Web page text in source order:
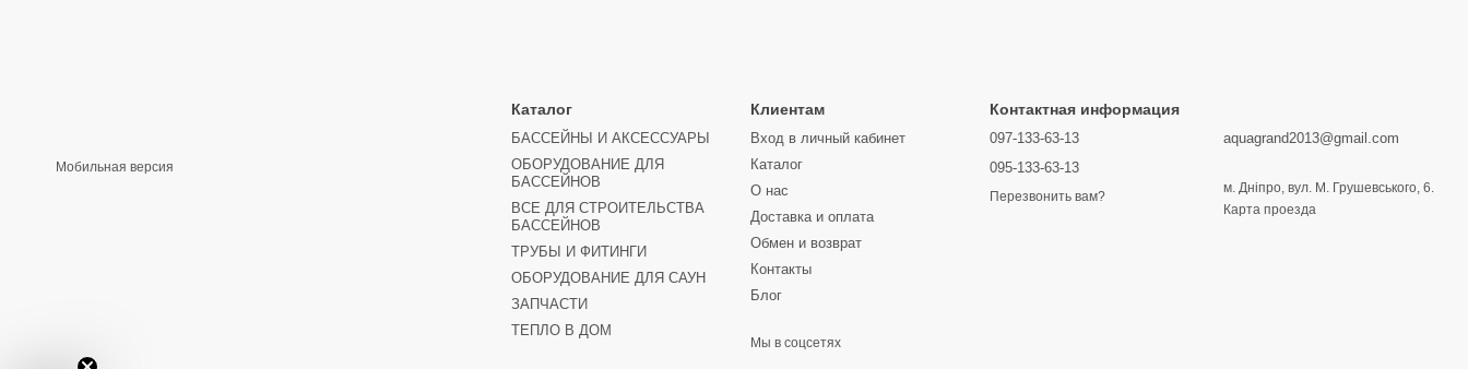
Мобильная версия
Каталог
БАССЕЙНЫ И АКСЕССУАРЫ
ОБОРУДОВАНИЕ ДЛЯ
БАССЕЙНОВ
ВСЕ ДЛЯ СТРОИТЕЛЬСТВА
БАССЕЙНОВ
ТРУБЫ И ФИТИНГИ
ОБОРУДОВАНИЕ ДЛЯ САУН
ЗАПЧАСТИ
ТЕПЛО В ДОМ
Клиентам
Вход в личный кабинет
Каталог
О нас
Доставка и оплата
Обмен и возврат
Контакты
Блог
Мы в соцсетях
Контактная информация
097-133-63-13
095-133-63-13
Перезвонить вам?
aquagrand2013@gmail.com
м. Дніпро, вул. М. Грушевського, 6.
Карта проезда